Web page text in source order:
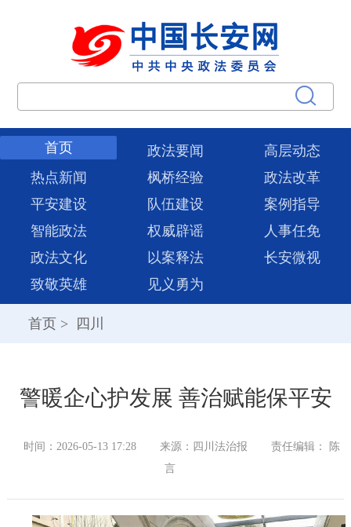
首页 政法要闻
高层动态
热点新闻
枫桥经验
政法改革
平安建设
队伍建设
案例指导
智能政法
权威辟谣
人事任免
政法文化
以案释法
长安微视
致敬英雄
见义勇为
首页 > 四川
警暖企心护发展 善治赋能保平安
时间：2026-05-13 17:28 来源：四川法治报
责任编辑： 陈
言